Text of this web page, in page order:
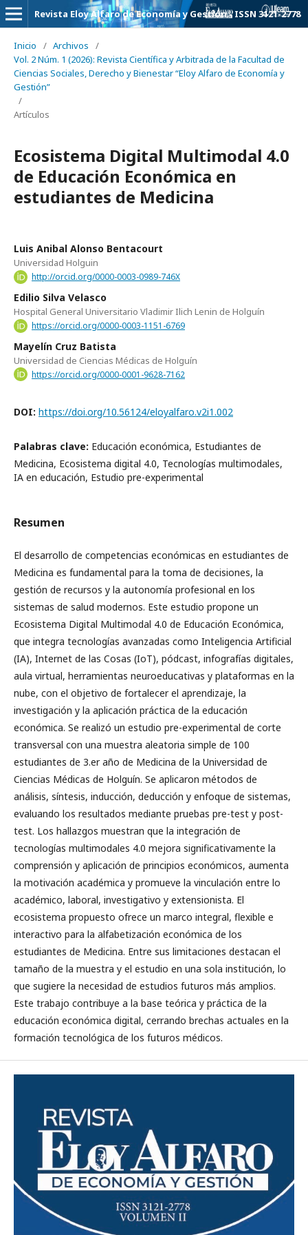
Revista Eloy Alfaro de Economía y Gestión - ISSN 3121-2778
Inicio / Archivos
/
Vol. 2 Núm. 1 (2026): Revista Científica y Arbitrada de la Facultad de
Ciencias Sociales, Derecho y Bienestar “Eloy Alfaro de Economía y
Gestión”
/
Artículos
Ecosistema Digital Multimodal 4.0
de Educación Económica en
estudiantes de Medicina
Luis Anibal Alonso Bentacourt
Universidad Holguin
http://orcid.org/0000-0003-0989-746X
Edilio Silva Velasco
Hospital General Universitario Vladimir Ilich Lenin de Holguín
https://orcid.org/0000-0003-1151-6769
Mayelín Cruz Batista
Universidad de Ciencias Médicas de Holguín
https://orcid.org/0000-0001-9628-7162
DOI: https://doi.org/10.56124/eloyalfaro.v2i1.002
Palabras clave: Educación económica, Estudiantes de
Medicina, Ecosistema digital 4.0, Tecnologías multimodales,
IA en educación, Estudio pre-experimental
Resumen
El desarrollo de competencias económicas en estudiantes de
Medicina es fundamental para la toma de decisiones, la
gestión de recursos y la autonomía profesional en los
sistemas de salud modernos. Este estudio propone un
Ecosistema Digital Multimodal 4.0 de Educación Económica,
que integra tecnologías avanzadas como Inteligencia Artificial
(IA), Internet de las Cosas (IoT), pódcast, infografías digitales,
aula virtual, herramientas neuroeducativas y plataformas en la
nube, con el objetivo de fortalecer el aprendizaje, la
investigación y la aplicación práctica de la educación
económica. Se realizó un estudio pre-experimental de corte
transversal con una muestra aleatoria simple de 100
estudiantes de 3.er año de Medicina de la Universidad de
Ciencias Médicas de Holguín. Se aplicaron métodos de
análisis, síntesis, inducción, deducción y enfoque de sistemas,
evaluando los resultados mediante pruebas pre-test y post-
test. Los hallazgos muestran que la integración de
tecnologías multimodales 4.0 mejora significativamente la
comprensión y aplicación de principios económicos, aumenta
la motivación académica y promueve la vinculación entre lo
académico, laboral, investigativo y extensionista. El
ecosistema propuesto ofrece un marco integral, flexible e
interactivo para la alfabetización económica de los
estudiantes de Medicina. Entre sus limitaciones destacan el
tamaño de la muestra y el estudio en una sola institución, lo
que sugiere la necesidad de estudios futuros más amplios.
Este trabajo contribuye a la base teórica y práctica de la
educación económica digital, cerrando brechas actuales en la
formación tecnológica de los futuros médicos.